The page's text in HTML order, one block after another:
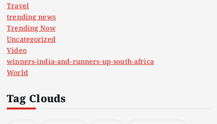
Travel
trending news
Trending Now
Uncategorized
Video
winners-india-and-runners-up-south-africa
World
Tag Clouds